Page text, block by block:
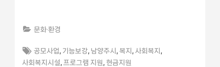
문화·환경
Tags:
공모사업 기능보강 남양주시 ,복지 사회복지
사회복지시설 프로그램 지원 현금지원